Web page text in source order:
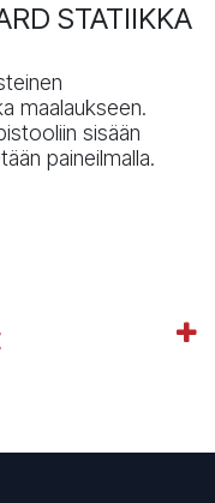
STATIIKKA
maalaukseen.
sisään
paineilmalla.